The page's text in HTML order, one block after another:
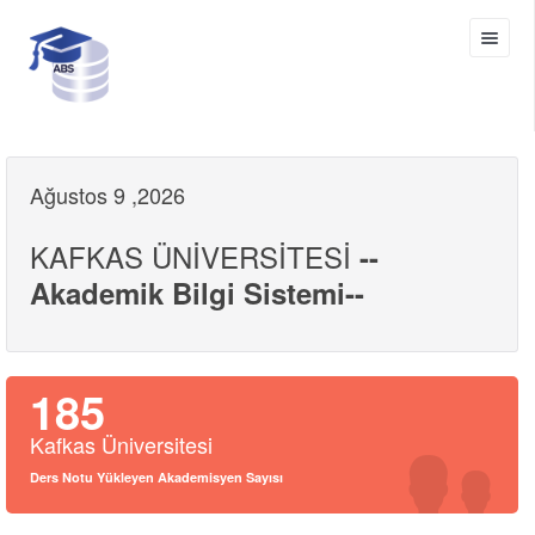
Ağustos 9 ,2026
KAFKAS ÜNİVERSİTESİ --
Akademik Bilgi Sistemi--
185
Kafkas Üniversitesi
Ders Notu Yükleyen Akademisyen Sayısı